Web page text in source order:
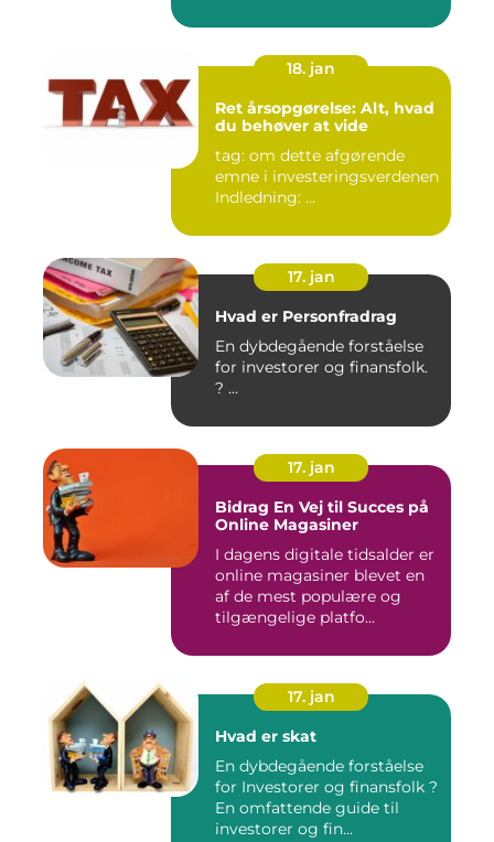
18. jan
Ret årsopgørelse: Alt, hvad
du behøver at vide
tag: om dette afgørende
emne i investeringsverdenen
Indledning: ...
17. jan
Hvad er Personfradrag
En dybdegående forståelse
for investorer og finansfolk.
? ...
17. jan
Bidrag En Vej til Succes på
Online Magasiner
I dagens digitale tidsalder er
online magasiner blevet en
af de mest populære og
tilgængelige platfo...
17. jan
Hvad er skat
En dybdegående forståelse
for Investorer og finansfolk ?
En omfattende guide til
investorer og fin...